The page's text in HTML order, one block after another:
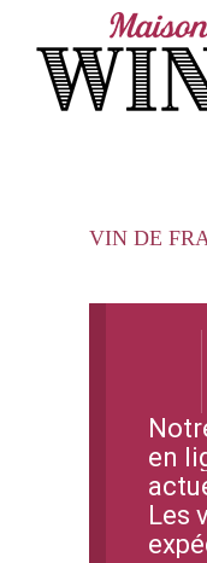
VIN DE
en
Les